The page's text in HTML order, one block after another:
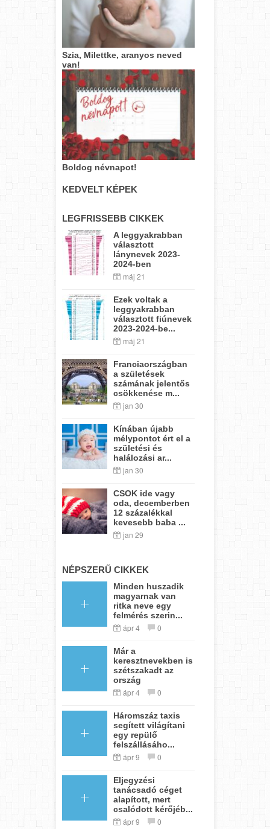
Szia, Milettke, aranyos neved
van!
Boldog névnapot!
KEDVELT KÉPEK
LEGFRISSEBB CIKKEK
A leggyakrabban
választott
lánynevek 2023-
2024-ben
máj 21
Ezek voltak a
leggyakrabban
választott fiúnevek
2023-2024-be...
máj 21
Franciaországban
a születések
számának jelentős
csökkenése m...
jan 30
Kínában újabb
mélypontot ért el a
születési és
halálozási ar...
jan 30
CSOK ide vagy
oda, decemberben
12 százalékkal
kevesebb baba ...
jan 29
NÉPSZERŰ CIKKEK
Minden huszadik
magyarnak van
ritka neve egy
felmérés szerin...
ápr 4 0
Már a
keresztnevekben is
szétszakadt az
ország
ápr 4 0
Háromszáz taxis
segített világítani
egy repülő
felszállásáho...
ápr 9 0
Eljegyzési
tanácsadó céget
alapított, mert
csalódott kérőjéb...
ápr 9 0